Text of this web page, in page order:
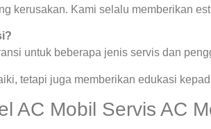
kerusakan. Kami selalu memberikan
untuk beberapa jenis servis dan
tetapi juga memberikan edukasi
AC Mobil Servis AC